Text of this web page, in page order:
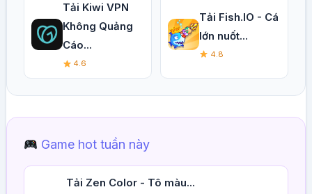
Tải Kiwi VPN
Không Quảng
Cáo...
4.6
Tải Fish.IO - Cá
lớn nuốt...
4.8
Game hot tuần này
Tải Zen Color - Tô màu...